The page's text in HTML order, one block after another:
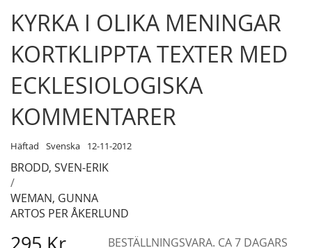
KYRKA I OLIKA MENINGAR
KORTKLIPPTA TEXTER MED
ECKLESIOLOGISKA
KOMMENTARER
Häftad Svenska 12-11-2012
BRODD, SVEN-ERIK
/
WEMAN, GUNNA
ARTOS PER ÅKERLUND
BESTÄLLNINGSVARA. CA 7 DAGARS
Skip
to
the
beginning
of
the
images
gallery